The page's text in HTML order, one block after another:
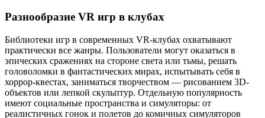
Разнообразие VR игр в клубах
Библиотеки игр в современных VR-клубах охватывают
практически все жанры. Пользователи могут оказаться в
эпических сражениях на стороне света или тьмы, решать
головоломки в фантастических мирах, испытывать себя в
хоррор-квестах, заниматься творчеством — рисованием 3D-
объектов или лепкой скульптур. Отдельную популярность
имеют социальные пространства и симуляторы: от
реалистичных гонок и полетов до комичных симуляторов